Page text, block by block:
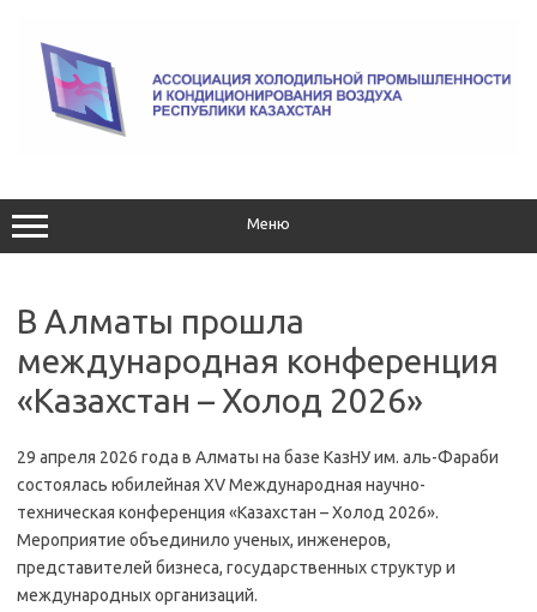
содержимому
Меню
В Алматы прошла
международная конференция
«Казахстан – Холод 2026»
29 апреля 2026 года в Алматы на базе КазНУ им. аль-Фараби
состоялась юбилейная XV Международная научно-
техническая конференция «Казахстан – Холод 2026».
Мероприятие объединило ученых, инженеров,
представителей бизнеса, государственных структур и
международных организаций.